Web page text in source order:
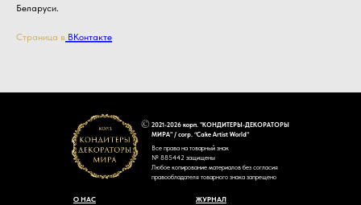
Беларуси.
Страница в ВКонтакте
2021-2026 корп. "КОНДИТЕРЫ-ДЕКОРАТОРЫ
МИРА" / corp. “Cake Artist World”
Все права на товарный знак
№ 885442 защищены
Любое копирование материалов без согласия
правообладателя товарного знака запрещено
ЖУРНАЛ
О НАС